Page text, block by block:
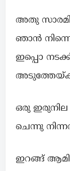
അതു
ഞാൻ
ഇപ്പൊ
ഒരു ഇരുനില
ചെന്നു
ഇറങ്ങ്‌